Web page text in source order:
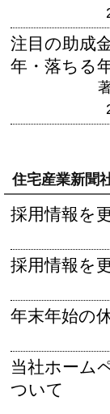
注目の助成
年・落ちる
住宅産業新聞
採用情報を
採用情報を
年末年始の
当社ホーム
ついて